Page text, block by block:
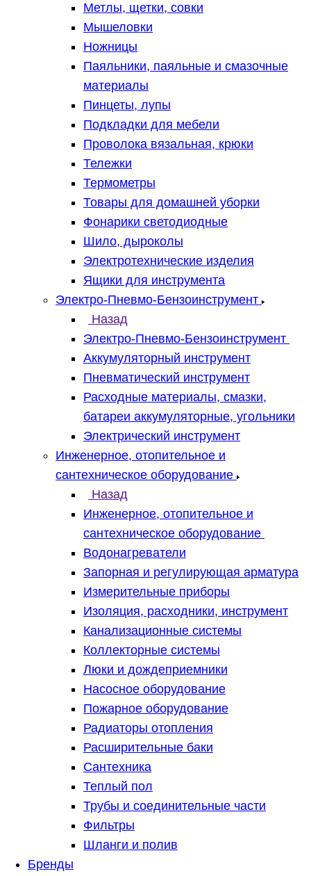
Метлы, щетки, совки
Мышеловки
Ножницы
Паяльники, паяльные и смазочные
материалы
Пинцеты, лупы
Подкладки для мебели
Проволока вязальная, крюки
Тележки
Термометры
Товары для домашней уборки
Фонарики светодиодные
Шило, дыроколы
Электротехнические изделия
Ящики для инструмента
Электро-Пневмо-Бензоинструмент
Назад
Электро-Пневмо-Бензоинструмент
Аккумуляторный инструмент
Пневматический инструмент
Расходные материалы, смазки,
батареи аккумуляторные, угольники
Электрический инструмент
Инженерное, отопительное и
сантехническое оборудование
Назад
Инженерное, отопительное и
сантехническое оборудование
Водонагреватели
Запорная и регулирующая арматура
Измерительные приборы
Изоляция, расходники, инструмент
Канализационные системы
Коллекторные системы
Люки и дождеприемники
Насосное оборудование
Пожарное оборудование
Радиаторы отопления
Расширительные баки
Сантехника
Теплый пол
Трубы и соединительные части
Фильтры
Шланги и полив
Бренды